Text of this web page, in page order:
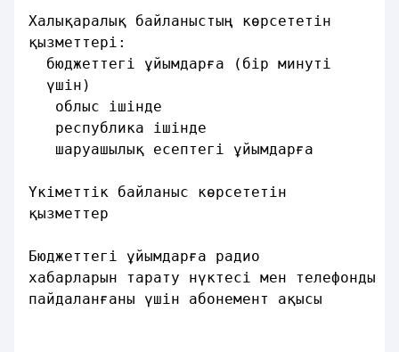
Халықаралық байланыстың көрсететiн
қызметтерi:
бюджеттегi ұйымдарға (бiр минутi
үшiн)
облыс iшiнде
республика iшiнде
шаруашылық есептегi ұйымдарға
Үкiметтiк байланыс көрсететiн
қызметтер
Бюджеттегi ұйымдарға радио
хабарларын тарату нүктесi мен телефонды
пайдаланғаны үшiн абонемент ақысы